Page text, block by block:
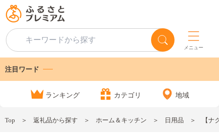
メニュー
注目ワード
ランキング カテゴリ 地域
Top 返礼品から探す ホーム＆キッチン 日用品 【